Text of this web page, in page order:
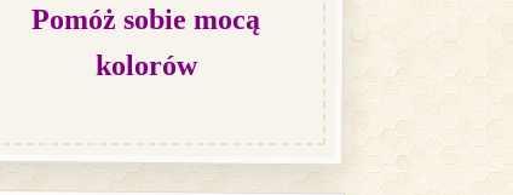
Pomóż sobie mocą
kolorów